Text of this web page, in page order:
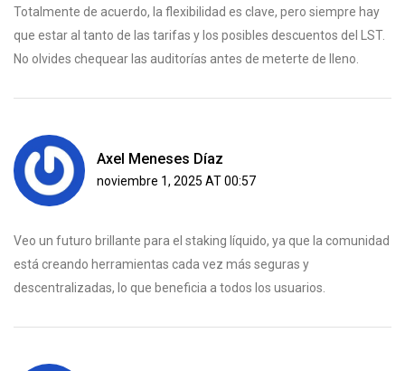
Totalmente de acuerdo, la flexibilidad es clave, pero siempre hay
que estar al tanto de las tarifas y los posibles descuentos del LST.
No olvides chequear las auditorías antes de meterte de lleno.
Axel Meneses Díaz
noviembre 1, 2025 AT 00:57
Veo un futuro brillante para el staking líquido, ya que la comunidad
está creando herramientas cada vez más seguras y
descentralizadas, lo que beneficia a todos los usuarios.